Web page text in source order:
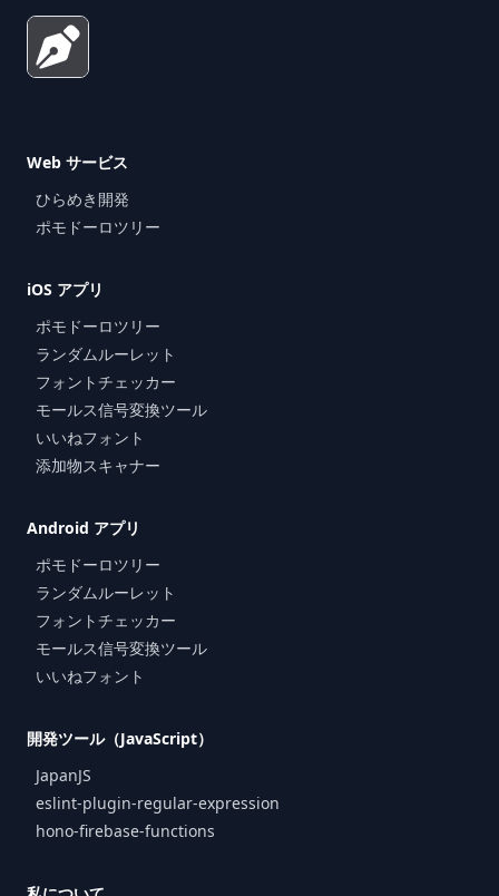
Web サービス
ひらめき開発
ポモドーロツリー
iOS アプリ
ポモドーロツリー
ランダムルーレット
フォントチェッカー
モールス信号変換ツール
いいねフォント
添加物スキャナー
Android アプリ
ポモドーロツリー
ランダムルーレット
フォントチェッカー
モールス信号変換ツール
いいねフォント
開発ツール（JavaScript）
JapanJS
eslint-plugin-regular-expression
hono-firebase-functions